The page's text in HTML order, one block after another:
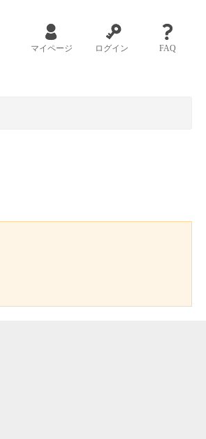
マイページ ログイン FAQ